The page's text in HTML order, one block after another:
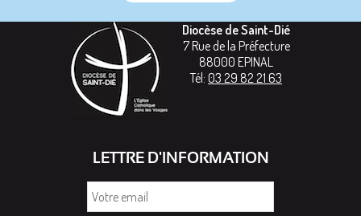
Diocèse de Saint-Dié
7 Rue de la Préfecture
88000 EPINAL
Tél: 03 29 82 21 63
LETTRE D'INFORMATION